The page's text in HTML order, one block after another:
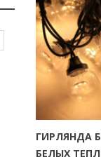
ГИРЛЯНДА
БЕЛЫХ